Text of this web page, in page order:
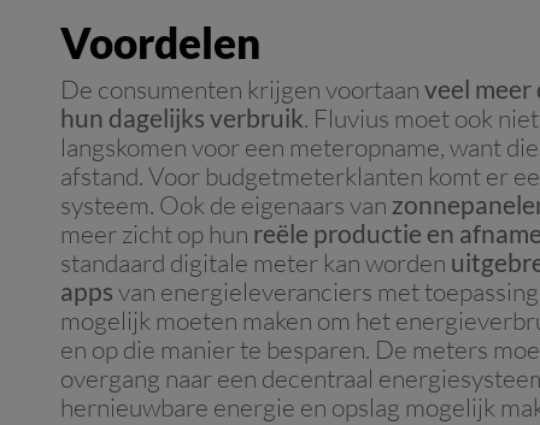
Voordelen
De consumenten krijgen voortaan veel
hun dagelijks verbruik. Fluvius moet ook
langskomen voor een meteropname, want
afstand. Voor budgetmeterklanten komt er
systeem. Ook de eigenaars van
meer zicht op hun reële productie en
standaard digitale meter kan worden
apps van energieleveranciers met
mogelijk moeten maken om het
en op die manier te besparen. De meters
overgang naar een decentraal
hernieuwbare energie en opslag mogelijk